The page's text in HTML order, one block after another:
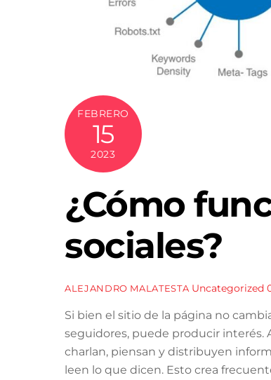
FEBRERO
15
2023
¿Cómo
sociales?
ALEJANDRO MALATESTA Uncategorized
Si bien el sitio de la página no
seguidores, puede producir interés.
charlan, piensan y distribuyen
leen lo que dicen. Esto crea